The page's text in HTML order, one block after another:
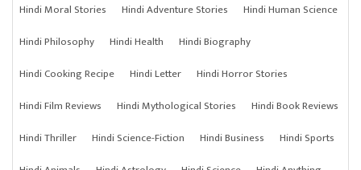
Hindi Moral Stories
Hindi Adventure Stories
Hindi Human Science
Hindi Philosophy
Hindi Health
Hindi Biography
Hindi Cooking Recipe
Hindi Letter
Hindi Horror Stories
Hindi Film Reviews
Hindi Mythological Stories
Hindi Book Reviews
Hindi Thriller
Hindi Science-Fiction Hindi Business
Hindi Sports